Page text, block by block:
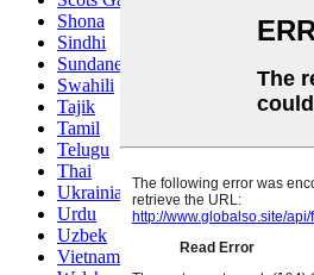
Shona
Sindhi
Sundanese
Swahili
Tajik
Tamil
Telugu
Thai
Ukrainian
Urdu
Uzbek
Vietnamese